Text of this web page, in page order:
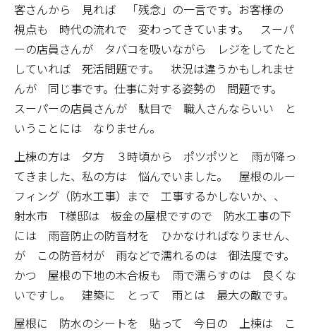
客さんから 見れば 「残念」の一言です。お客様の
視点も 時代の流れで 変わってきています。 スーパ
ーの店員さんが タバコを吸いながら レジをしてたと
していれば 死活問題です。 状況は違うかもしれませ
んが 同じ事です。仕事に対する姿勢の 問題です。
スーパーの店員さんが 駄目で 職人さんならいい と
いうことには なりません。
上棟の方は 夕方 ３時頃から ポツポツと 雨が降っ
てきました、私の方は 悩んでいました。 屋根のルー
フィング（防水工事）まで 工事するかしないか、、
射水市 T様邸は 板金の屋根ですので 防水工事の下
には 雨音防止の防音材を ひかなければなりません、
が この防音材が 雨などで濡れるのは 御法度です。
かつ 屋根の下地の木合板も 雨で濡らすのは 良くな
いですし。 建築に とって 雨とは 最大の敵です。
屋根に 防水のシートを 貼って 今日の 上棟は こ